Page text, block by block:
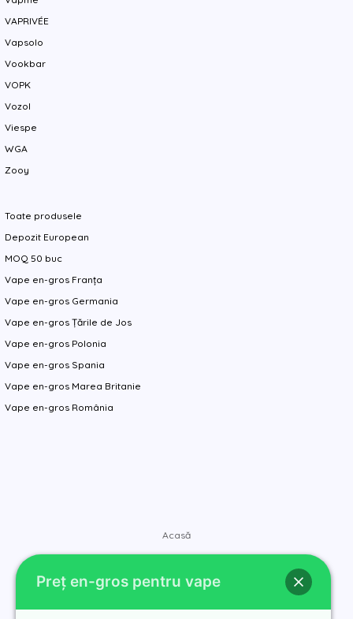
VAPRIVÉE
Vapsolo
Vookbar
VOPK
Vozol
Viespe
WGA
Zooy
Toate produsele
Depozit European
MOQ 50 buc
Vape en-gros Franța
Vape en-gros Germania
Vape en-gros Țările de Jos
Vape en-gros Polonia
Vape en-gros Spania
Vape en-gros Marea Britanie
Vape en-gros România
Acasă
Mărci
Contact
Preț en-gros pentru vape